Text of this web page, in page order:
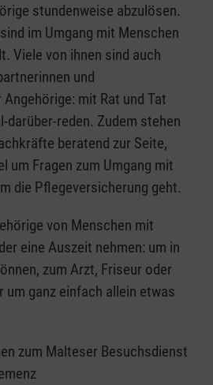
stundenweise abzulösen.
im Umgang mit Menschen
Viele von ihnen sind auch
und
mit Rat und Tat
darüber-reden. Zudem stehen
beratend zur Seite,
um Fragen zum Umgang mit
die Pflegeversicherung geht.
von Menschen mit
eine Auszeit nehmen: um in
zum Arzt, Friseur oder
um ganz einfach allein etwas
zum Malteser Besuchsdienst